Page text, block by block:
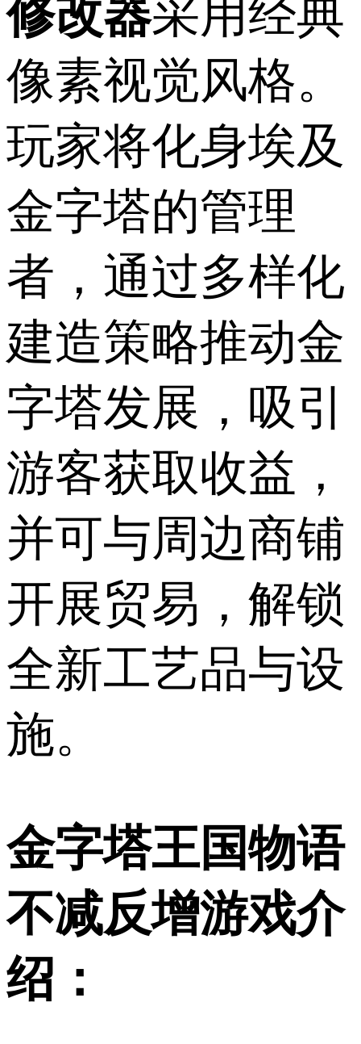
修改器采用经典
像素视觉风格。
玩家将化身埃及
金字塔的管理
者，通过多样化
建造策略推动金
字塔发展，吸引
游客获取收益，
并可与周边商铺
开展贸易，解锁
全新工艺品与设
施。
金字塔王国物语
不减反增游戏介
绍：